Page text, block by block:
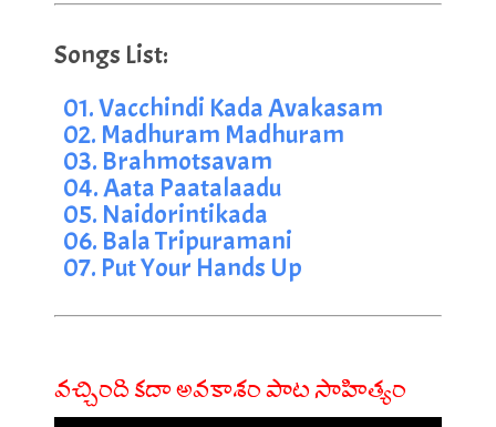
01. Vacchindi Kada Avakasam
02. Madhuram Madhuram
03. Brahmotsavam
04. Aata Paatalaadu
05. Naidorintikada
06. Bala Tripuramani
07. Put Your Hands Up
వచ్చింది కదా అవకాశం పాట సాహిత్యం